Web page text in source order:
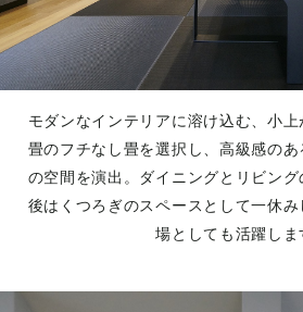
モダンなインテリアに溶け込む、小
畳のフチなし畳を選択し、高級感の
の空間を演出。ダイニングとリビン
後はくつろぎのスペースとして一休
場としても活躍しま